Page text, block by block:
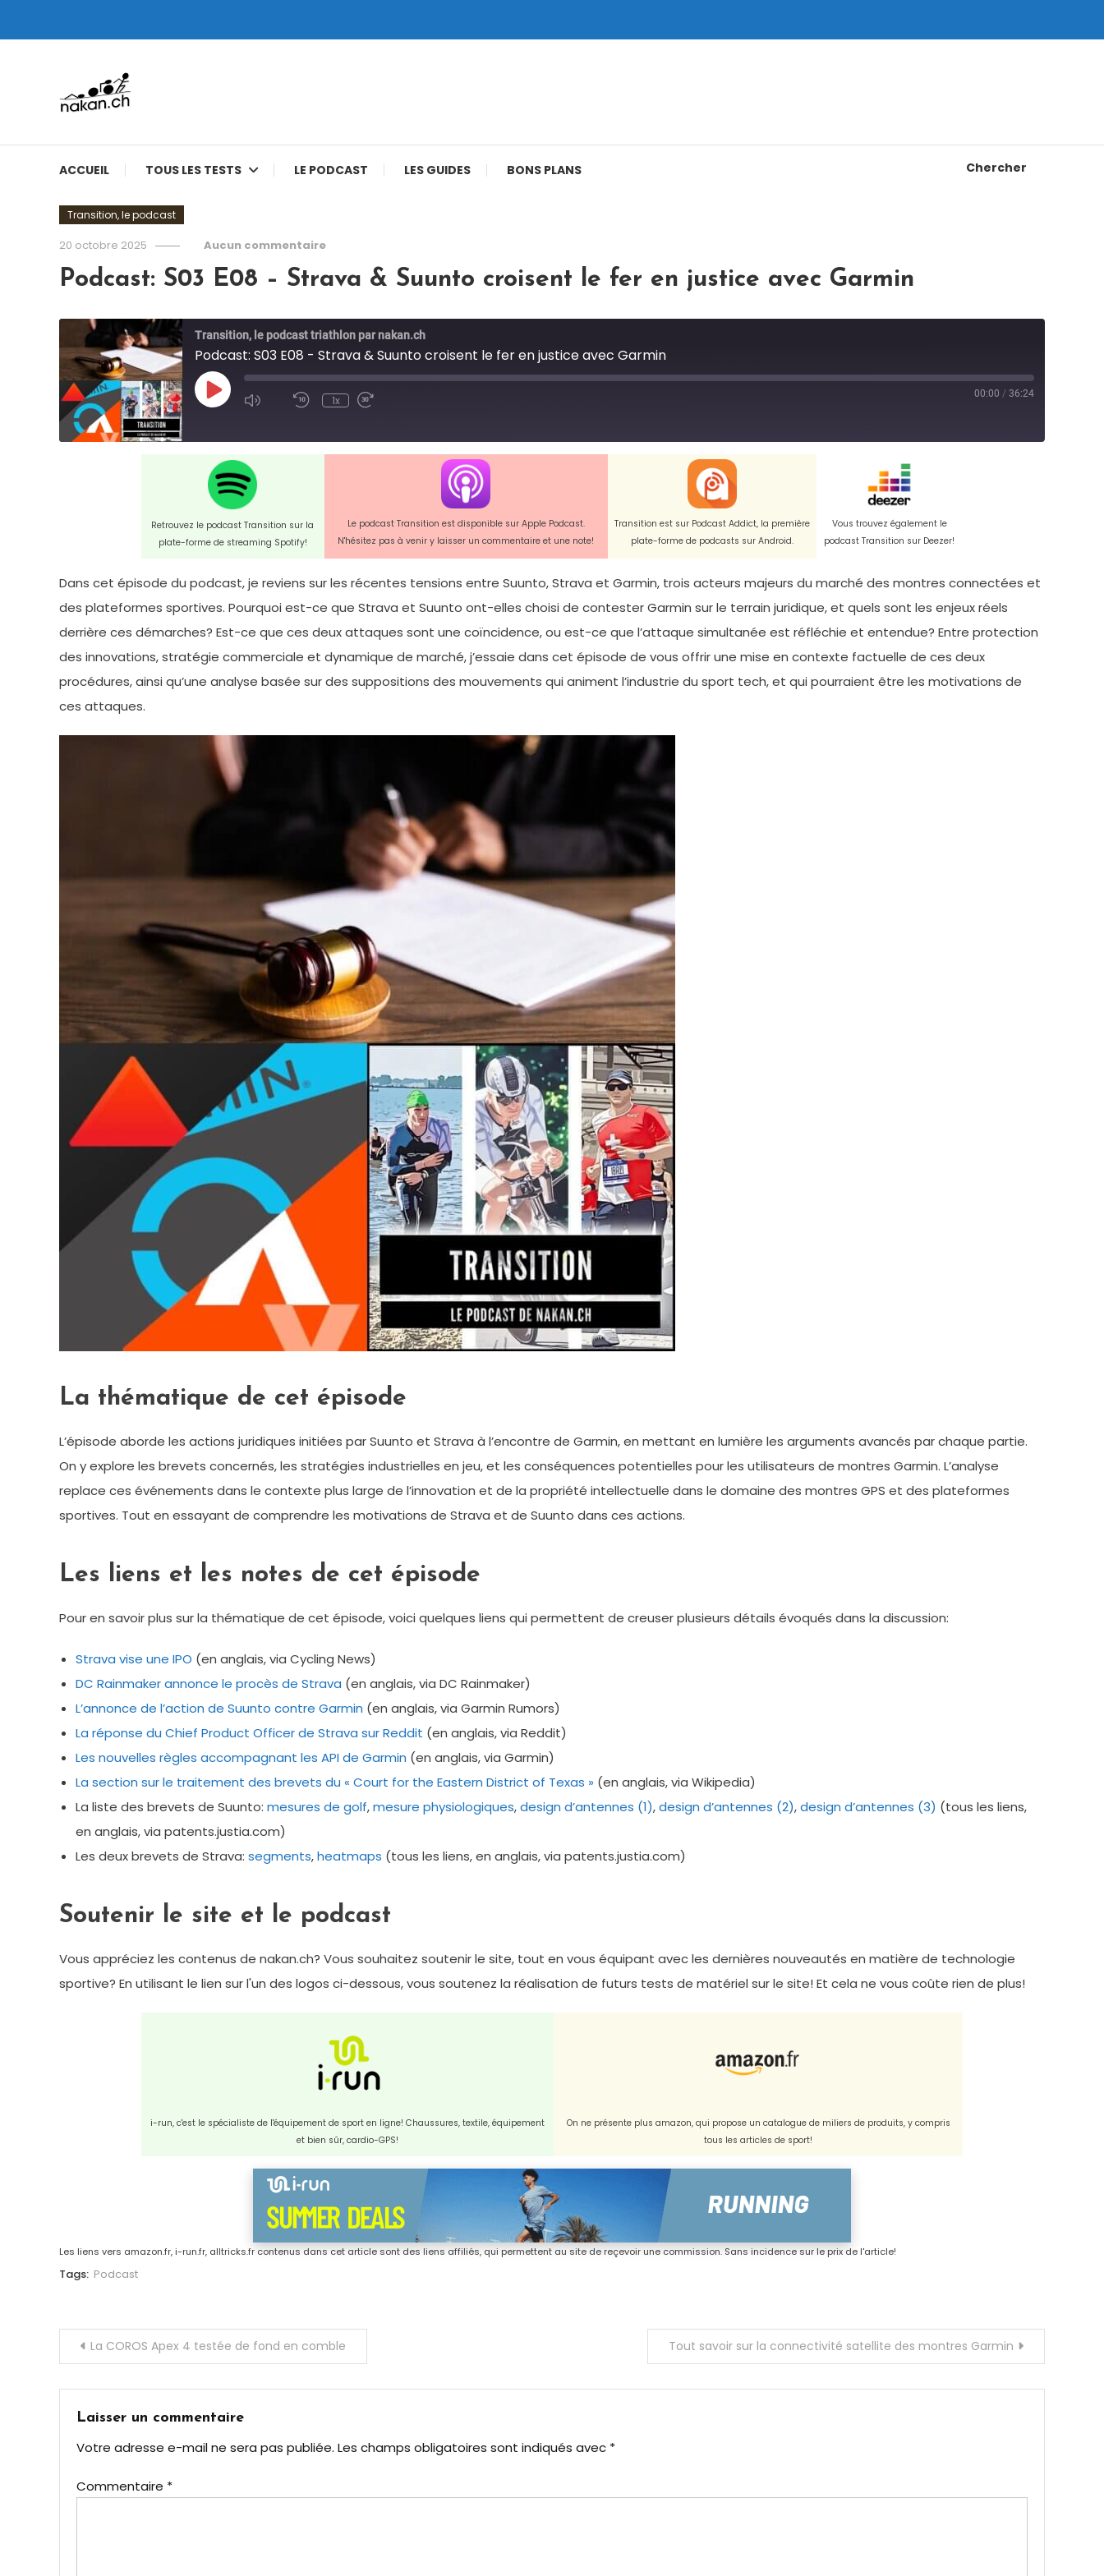
ACCUEIL TOUS LES TESTS LE PODCAST LES GUIDES BONS PLANS Chercher
Transition, le podcast
20 octobre 2025 Aucun commentaire
Podcast: S03 E08 – Strava & Suunto croisent le fer en justice avec Garmin
Transition, le podcast triathlon par nakan.ch
Podcast: S03 E08 - Strava & Suunto croisent le fer en justice avec Garmin
Play
Episode 1x 00:00 / 36:24
Retrouvez le podcast Transition sur la
plate-forme de streaming Spotify!
Le podcast Transition est disponible sur Apple Podcast.
N'hésitez pas à venir y laisser un commentaire et une note!
Transition est sur Podcast Addict, la première
plate-forme de podcasts sur Android.
Vous trouvez également le
podcast Transition sur Deezer!
Dans cet épisode du podcast, je reviens sur les récentes tensions entre Suunto, Strava et Garmin, trois acteurs majeurs du marché des montres connectées et
des plateformes sportives. Pourquoi est-ce que Strava et Suunto ont-elles choisi de contester Garmin sur le terrain juridique, et quels sont les enjeux réels
derrière ces démarches? Est-ce que ces deux attaques sont une coïncidence, ou est-ce que l’attaque simultanée est réfléchie et entendue? Entre protection
des innovations, stratégie commerciale et dynamique de marché, j’essaie dans cet épisode de vous offrir une mise en contexte factuelle de ces deux
procédures, ainsi qu’une analyse basée sur des suppositions des mouvements qui animent l’industrie du sport tech, et qui pourraient être les motivations de
ces attaques.
La thématique de cet épisode
L’épisode aborde les actions juridiques initiées par Suunto et Strava à l’encontre de Garmin, en mettant en lumière les arguments avancés par chaque partie.
On y explore les brevets concernés, les stratégies industrielles en jeu, et les conséquences potentielles pour les utilisateurs de montres Garmin. L’analyse
replace ces événements dans le contexte plus large de l’innovation et de la propriété intellectuelle dans le domaine des montres GPS et des plateformes
sportives. Tout en essayant de comprendre les motivations de Strava et de Suunto dans ces actions.
Les liens et les notes de cet épisode
Pour en savoir plus sur la thématique de cet épisode, voici quelques liens qui permettent de creuser plusieurs détails évoqués dans la discussion:
Strava vise une IPO (en anglais, via Cycling News)
DC Rainmaker annonce le procès de Strava (en anglais, via DC Rainmaker)
L’annonce de l’action de Suunto contre Garmin (en anglais, via Garmin Rumors)
La réponse du Chief Product Officer de Strava sur Reddit (en anglais, via Reddit)
Les nouvelles règles accompagnant les API de Garmin (en anglais, via Garmin)
La section sur le traitement des brevets du « Court for the Eastern District of Texas » (en anglais, via Wikipedia)
La liste des brevets de Suunto: mesures de golf,mesure physiologiques,design d’antennes (1),design d’antennes (2),design d’antennes (3) (tous les liens,
en anglais, via patents.justia.com)
Les deux brevets de Strava: segments,heatmaps (tous les liens, en anglais, via patents.justia.com)
Soutenir le site et le podcast
Vous appréciez les contenus de nakan.ch? Vous souhaitez soutenir le site, tout en vous équipant avec les dernières nouveautés en matière de technologie
sportive? En utilisant le lien sur l'un des logos ci-dessous, vous soutenez la réalisation de futurs tests de matériel sur le site! Et cela ne vous coûte rien de plus!
i-run, c'est le spécialiste de l'équipement de sport en ligne! Chaussures, textile, équipement
et bien sûr, cardio-GPS!
On ne présente plus amazon, qui propose un catalogue de miliers de produits, y compris
tous les articles de sport!
Les liens vers amazon.fr, i-run.fr, alltricks.fr contenus dans cet article sont des liens affiliés, qui permettent au site de reçevoir une commission. Sans incidence sur le prix de l'article!
Tags: Podcast
Navigation
de
l’article
La COROS Apex 4 testée de fond en comble Tout savoir sur la connectivité satellite des montres Garmin
Laisser un commentaire
Votre adresse e-mail ne sera pas publiée. Les champs obligatoires sont indiqués avec *
Commentaire *